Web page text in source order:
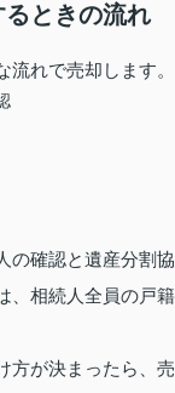
ときの流れ
れで売却します。
確認と遺産分割協
、相続人全員の戸
方が決まったら、